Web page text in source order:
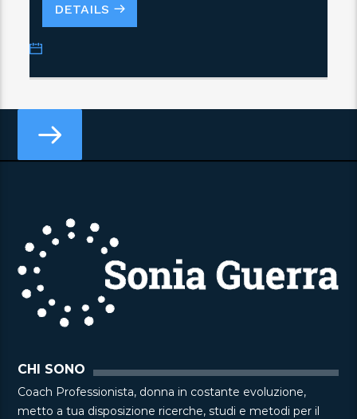
DETAILS
CHI SONO
Coach Professionista, donna in costante evoluzione,
metto a tua disposizione ricerche, studi e metodi per il